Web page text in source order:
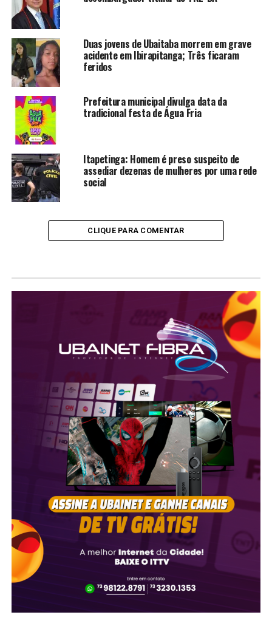
Duas jovens de Ubaitaba morrem em grave
acidente em Ibirapitanga; Três ficaram
feridos
Prefeitura municipal divulga data da
tradicional festa de Água Fria
Itapetinga: Homem é preso suspeito de
assediar dezenas de mulheres por uma rede
social
CLIQUE PARA COMENTAR